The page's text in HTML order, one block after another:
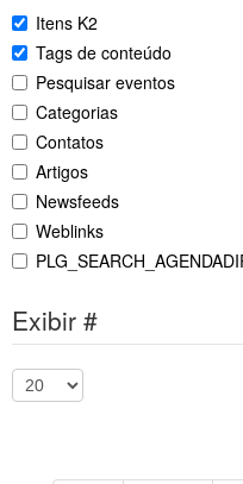
Itens K2
Tags de conteúdo
Pesquisar eventos
Categorias
Contatos
Artigos
Newsfeeds
Weblinks
Exibir #